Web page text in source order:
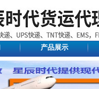
产品展示